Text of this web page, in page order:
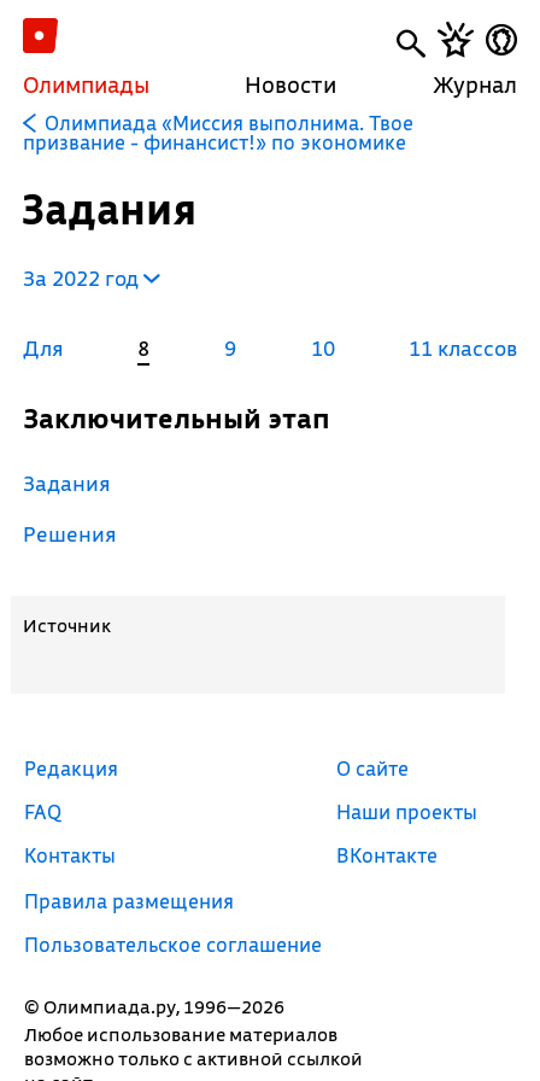
Олимпиады Новости Журнал
Олимпиада «Миссия выполнима. Твое
призвание - финансист!» по экономике
Задания
За 2022 год
Для 8 9 10 11 классов
Заключительный этап
Задания
Решения
Источник
© Олимпиада.ру, 1996—2026
Любое использование материалов
возможно только с активной ссылкой
Редакция
FAQ
Контакты
Правила размещения
Пользовательское соглашение
О сайте
Наши проекты
ВКонтакте